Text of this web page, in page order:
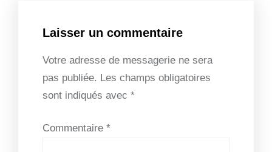
Laisser un commentaire
Votre adresse de messagerie ne sera
pas publiée. Les champs obligatoires
sont indiqués avec *
Commentaire *